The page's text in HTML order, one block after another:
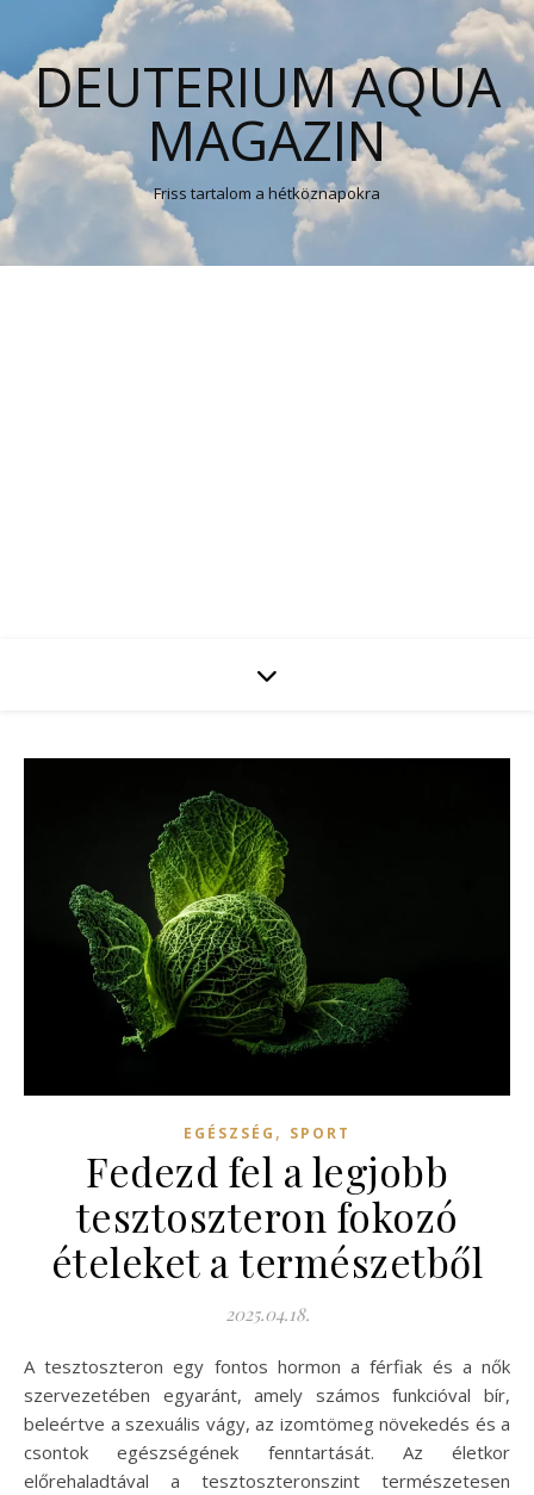
DEUTERIUM AQUA
MAGAZIN
Friss tartalom a hétköznapokra
EGÉSZSÉG , SPORT
Fedezd fel a legjobb
tesztoszteron fokozó
ételeket a természetből
2025.04.18.
A tesztoszteron egy fontos hormon a férfiak és a nők
szervezetében egyaránt, amely számos funkcióval bír,
beleértve a szexuális vágy, az izomtömeg növekedés és a
csontok egészségének fenntartását. Az életkor
előrehaladtával a tesztoszteronszint természetesen